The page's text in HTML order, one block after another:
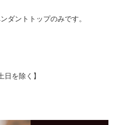
ダントトップのみです。
を除く】